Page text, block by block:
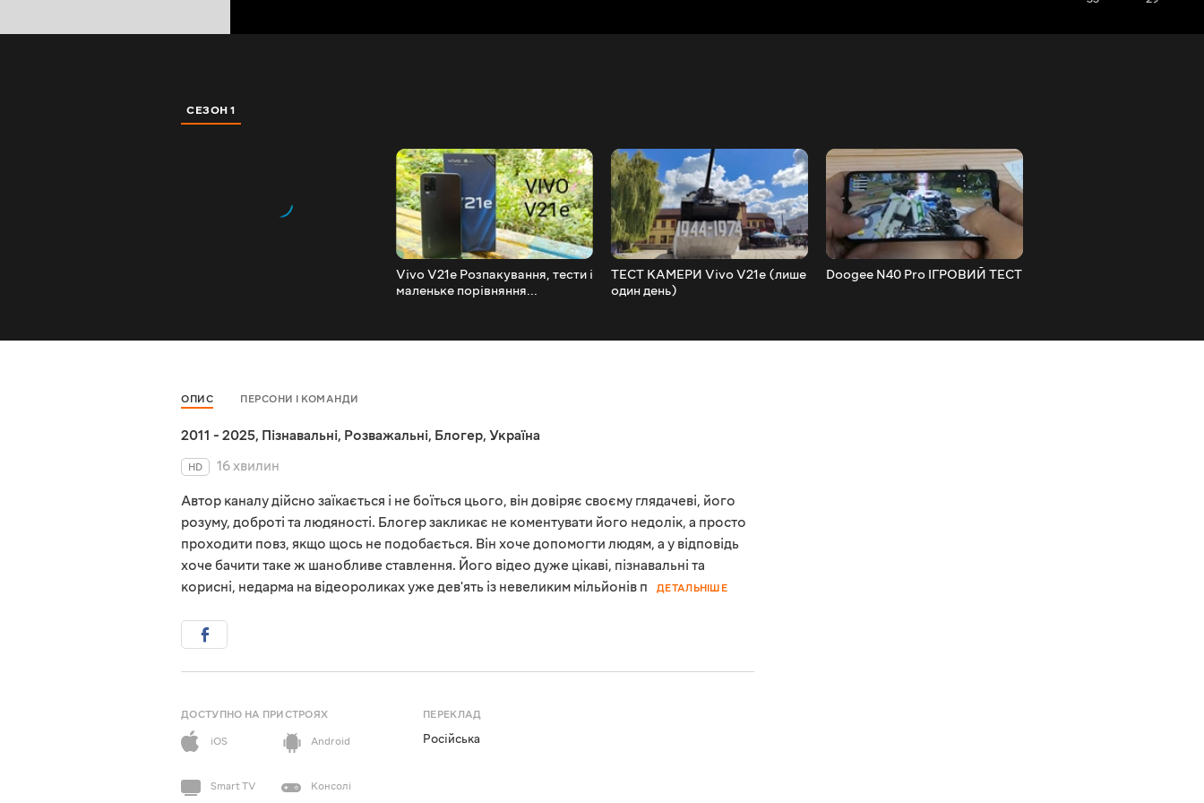
СЕЗОН 1
Vivo V21e Розпакування, тести і
маленьке порівняння...
ТЕСТ КАМЕРИ Vivo V21e (лише
один день)
Doogee N40 Pro ІГРОВИЙ ТЕСТ
ОПИС ПЕРСОНИ І КОМАНДИ
2011 - 2025, Пізнавальні, Розважальні, Блогер, Україна
HD
16 хвилин
Автор каналу дійсно заїкається і не боїться цього, він довіряє своєму глядачеві, його
розуму, доброті та людяності. Блогер закликає не коментувати його недолік, а просто
проходити повз, якщо щось не подобається. Він хоче допомогти людям, а у відповідь
хоче бачити таке ж шанобливе ставлення. Його відео дуже цікаві, пізнавальні та
корисні, недарма на відеороликах уже дев'ять із невеликим мільйонів п
ДЕТАЛЬНІШЕ
ДОСТУПНО НА ПРИСТРОЯХ
iOS
Android
Smart TV Консолі
ПЕРЕКЛАД
Російська